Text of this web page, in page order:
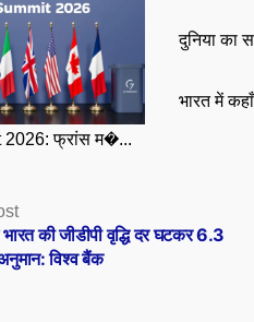
2026: फ्रांस म�...
दुनिया का
भारत में
Previous
post:की जीडीपी वृद्धि दर घटकर 6.3
विश्व बैंक